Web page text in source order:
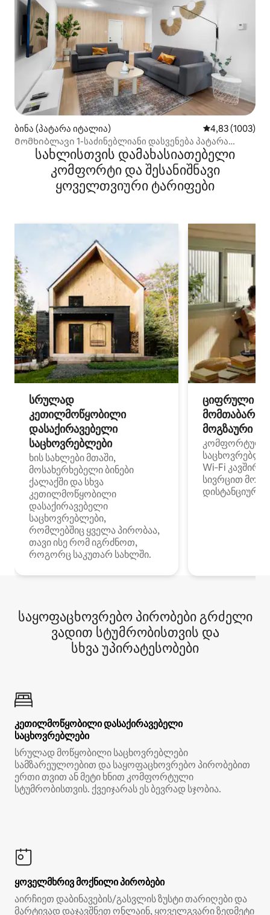
ბინა (პატარა იტალია) საშუალო
4,83 (1003)
Მომხიბლავი 1-საძინებლიანი დასვენება პატარა
იტალიაში
სახლისთვის დამახასიათებელი
კომფორტი და შესანიშნავი
ყოველთვიური ტარიფები
სრულად
კეთილმოწყობილი
დასაქირავებელი
საცხოვრებლები
ხის სახლები მთაში,
მოსახერხებელი ბინები
ქალაქში და სხვა
კეთილმოწყობილი
დასაქირავებელი
საცხოვრებლები,
რომლებშიც ყველა პირობაა,
თავი ისე რომ იგრძნოთ,
როგორც საკუთარ სახლში.
ციფრული
მოგზაური
კომფორტული
Wi‑Fi
სივრცით
დისტანციური
საყოფაცხოვრებო პირობები გრძელი
ვადით სტუმრობისთვის და
სხვა უპირატესობები
კეთილმოწყობილი დასაქირავებელი
საცხოვრებლები
სრულად მოწყობილი საცხოვრებლები
სამზარეულოებით და საყოფაცხოვრებო პირობებით
ერთი თვით ან მეტი ხნით კომფორტული
სტუმრობისთვის. ქვეიჯარას ეს ბევრად სჯობია.
ყოველმხრივ მოქნილი პირობები
აირჩიეთ დაბინავების/გასვლის ზუსტი თარიღები და
მარტივად დაჯავშნეთ ონლაინ, ყოველგვარი ზედმეტი